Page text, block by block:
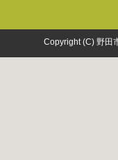
Copyright (C) 野田